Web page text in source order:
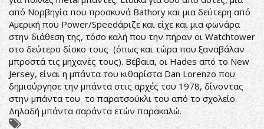
από Νορβηγία που προσκυνά Bathory και μια δεύτερη από
Αμερική που Power/Speedάριζε και είχε και μια φωνάρα
στην διάθεση της, τόσο καλή που την πήραν οι Watchtower
στο δεύτερο δίσκο τους (όπως και τώρα που ξαναβάλαν
μπροστά τις μηχανές τους). Βέβαια, οι Hades από το New
Jersey, είναι η μπάντα του κιθαρίστα Dan Lorenzo που
δημιούργησε την μπάντα στις αρχές του 1978, δίνοντας
στην μπάντα του το παρατσούκλι του από το σχολείο.
Δηλαδή μπάντα σαράντα ετών παρακαλώ.